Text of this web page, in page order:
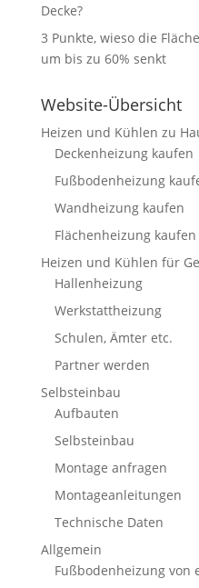
Decke?
3 Punkte, wieso die
um bis zu 60% senkt
Website-Übersicht
Heizen und Kühlen zu
Deckenheizung kaufen
Fußbodenheizung
Wandheizung kaufen
Flächenheizung kaufen
Heizen und Kühlen für
Hallenheizung
Werkstattheizung
Schulen, Ämter etc.
Partner werden
Selbsteinbau
Aufbauten
Selbsteinbau
Montage anfragen
Montageanleitungen
Technische Daten
Allgemein
Fußbodenheizung von